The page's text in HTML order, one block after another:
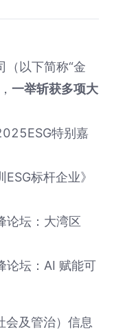
（以下简称“金
一举斩获多项大
特别嘉
标杆企业》
论坛：大湾区
论坛：AI 赋能可
会及管治）信息